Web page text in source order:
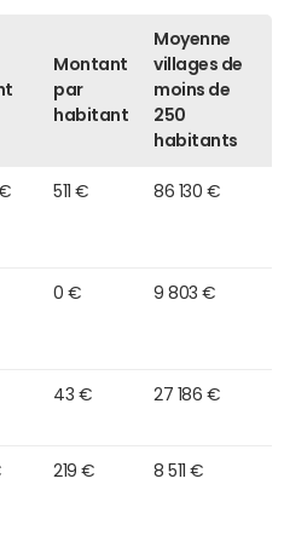
Montant
par
habitant
Moyenne
villages de
moins de
250
habitants
511 € 86 130 €
0 € 9 803 €
43 € 27 186 €
219 € 8 511 €